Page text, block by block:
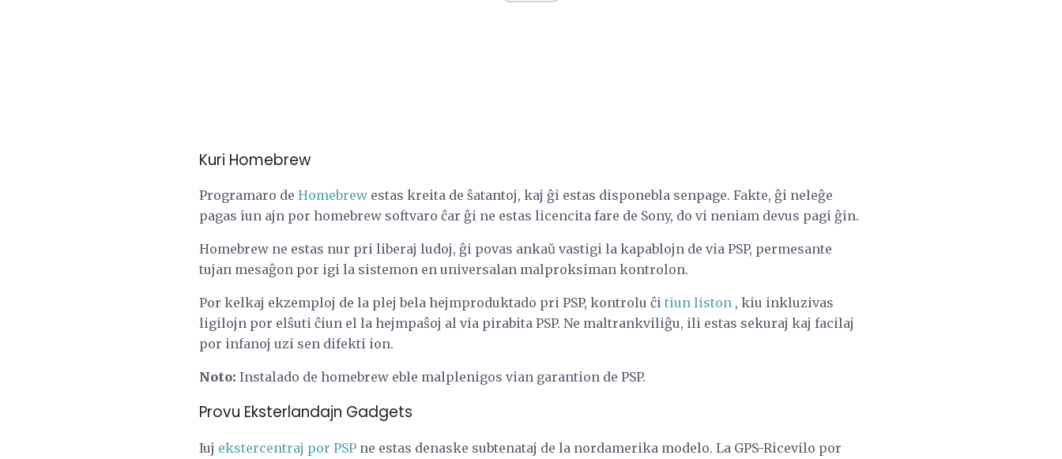
Kuri Homebrew
Programaro de Homebrew estas kreita de ŝatantoj, kaj ĝi estas disponebla senpage. Fakte, ĝi neleĝe
pagas iun ajn por homebrew softvaro ĉar ĝi ne estas licencita fare de Sony, do vi neniam devus pagi ĝin.
Homebrew ne estas nur pri liberaj ludoj, ĝi povas ankaŭ vastigi la kapablojn de via PSP, permesante
tujan mesaĝon por igi la sistemon en universalan malproksiman kontrolon.
Por kelkaj ekzemploj de la plej bela hejmproduktado pri PSP, kontrolu ĉi tiun liston , kiu inkluzivas
ligilojn por elŝuti ĉiun el la hejmpaŝoj al via pirabita PSP. Ne maltrankviliĝu, ili estas sekuraj kaj facilaj
por infanoj uzi sen difekti ion.
Noto: Instalado de homebrew eble malplenigos vian garantion de PSP.
Provu Eksterlandajn Gadgets
Iuj ekstercentraj por PSP ne estas denaske subtenataj de la nordamerika modelo. La GPS-Ricevilo por